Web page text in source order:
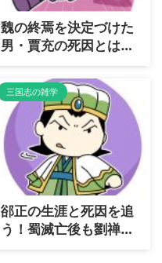
魏の終焉を決定づけた
男・賈充の死因とは？
歴史に残る「皇帝弑
逆」の代償
三国志の雑学
郤正の生涯と死因を追
う！蜀滅亡後も劉禅を
支えた忠臣の真実